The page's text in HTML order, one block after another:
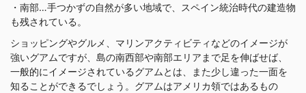
・南部…手つかずの自然が多い地域で、スペイン統治時代の建造物
も残されている。
ショッピングやグルメ、マリンアクティビティなどのイメージが
強いグアムですが、島の南西部や南部エリアまで足を伸ばせば、
一般的にイメージされているグアムとは、また少し違った一面を
知ることができるでしょう。グアムはアメリカ領ではあるもの